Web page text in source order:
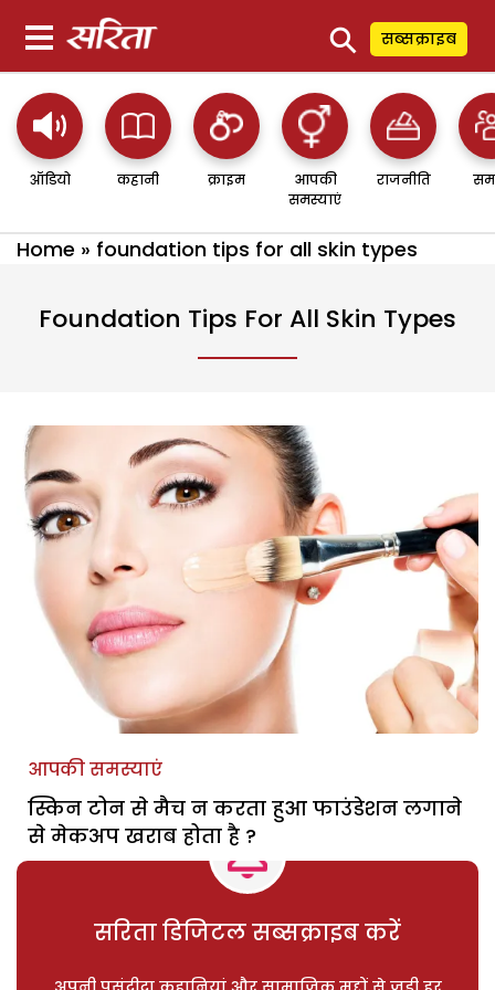
⚲ सब्सक्राइब
ऑडियो कहानी क्राइम
आपकी
समस्याएं
राजनीति
Home » foundation tips for all skin types
Foundation Tips For All Skin Types
आपकी समस्याएं
स्किन टोन से मैच न करता हुआ फाउंडेशन लगाने
से मेकअप खराब होता है ?
सरिता डिजिटल सब्सक्राइब करें